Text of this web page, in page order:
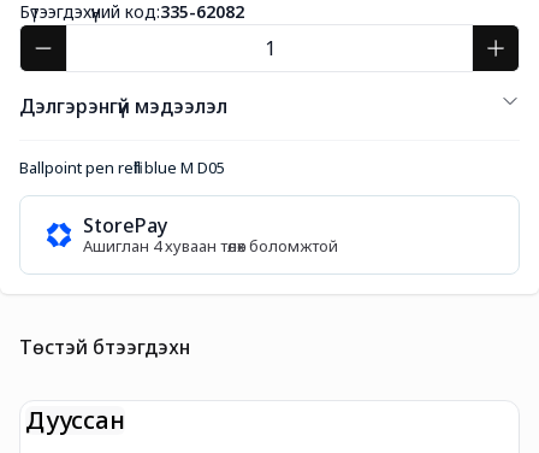
Бүтээгдэхүүний код:335-62082
Дэлгэрэнгүй мэдээлэл
Ballpoint pen refill blue M D05
StorePay
Ашиглан 4 хуваан төлөх боломжтой
Төстэй бүтээгдэхүүн
Дууссан